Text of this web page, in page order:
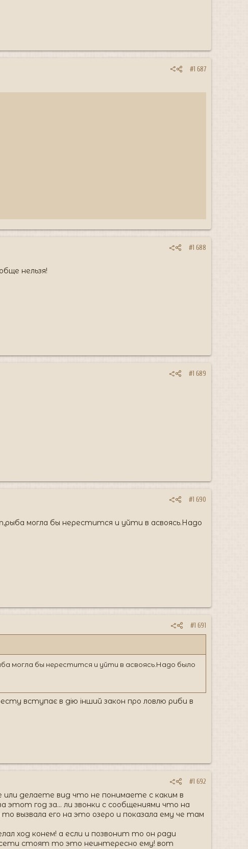
#1 687
#1 688
нельзя!
#1 689
#1 690
могла бы нерестится и уйти в асвоясь.Надо
#1 691
могла бы нерестится и уйти в асвоясь.Надо было
вступає в дію інший закон про ловлю риби в
#1 692
делаете вид что не понимаете с каким в
этот год за... ли звонки с сообщениями что на
вызвала его на это озеро и показала ему че там
ход конем! а если и позвонит то он ради
стоят то это неинтересно ему! вот